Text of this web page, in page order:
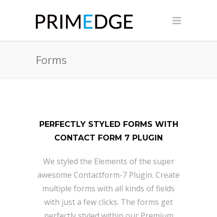
Forms
PERFECTLY STYLED FORMS WITH
CONTACT FORM 7 PLUGIN
We styled the Elements of the super
awesome Contactform-7 Plugin. Create
multiple forms with all kinds of fields
with just a few clicks. The forms get